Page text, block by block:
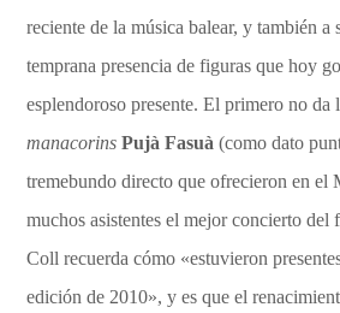
reciente de la música balear, y también a
temprana presencia de figuras que hoy
esplendoroso presente. El primero no da
manacorins Pujà Fasuà(como dato
tremebundo directo que ofrecieron en el
muchos asistentes el mejor concierto del
Coll recuerda cómo «estuvieron
edición de 2010», y es que el